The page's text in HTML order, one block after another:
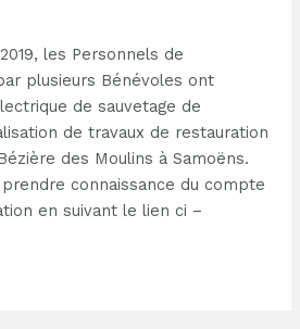
les Personnels de
par plusieurs Bénévoles ont
de sauvetage de
de travaux de restauration
des Moulins à Samoëns.
connaissance du compte
en suivant le lien ci –